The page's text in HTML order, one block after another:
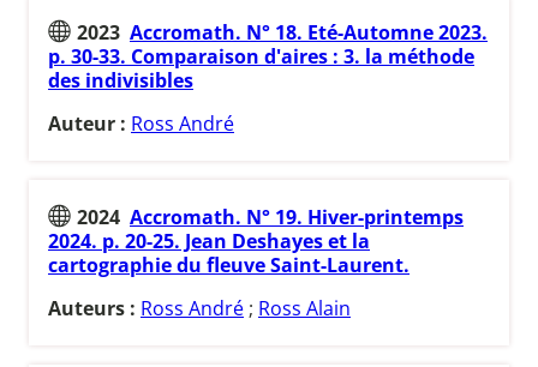
2023 Accromath. N° 18. Eté-Automne 2023.
p. 30-33. Comparaison d'aires : 3. la méthode
des indivisibles
Auteur : Ross André
2024 Accromath. N° 19. Hiver-printemps
2024. p. 20-25. Jean Deshayes et la
cartographie du fleuve Saint-Laurent.
Auteurs : Ross André ; Ross Alain